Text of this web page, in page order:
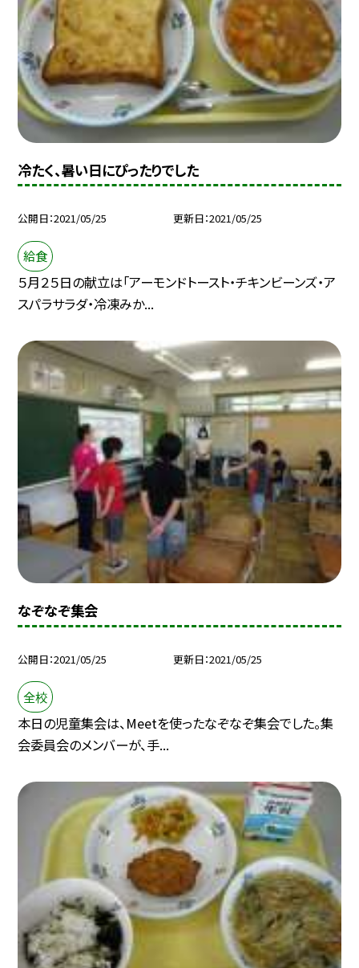
冷たく、暑い日にぴったりでした
公開日 2021/05/25 更新日 2021/05/25
給食
５月２５日の献立は「アーモンドトースト・チキンビーンズ・ア
スパラサラダ・冷凍みか...
なぞなぞ集会
公開日 2021/05/25 更新日 2021/05/25
全校
本日の児童集会は、Meetを使ったなぞなぞ集会でした。集
会委員会のメンバーが、手...